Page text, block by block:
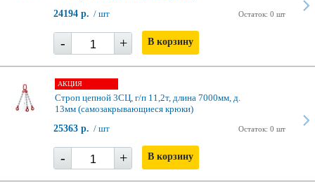
Остаток: 0 шт
24194 р. / шт
- + В корзину
АКЦИЯ
Строп цепной 3СЦ, г/п 11,2т, длина 7000мм, д.
13мм (самозакрывающиеся крюки)
Остаток: 0 шт
25363 р. / шт
- + В корзину